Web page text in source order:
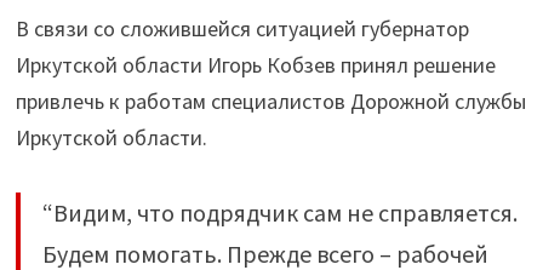
В связи со сложившейся ситуацией губернатор
Иркутской области Игорь Кобзев принял решение
привлечь к работам специалистов Дорожной службы
Иркутской области.
“Видим, что подрядчик сам не справляется.
Будем помогать. Прежде всего – рабочей